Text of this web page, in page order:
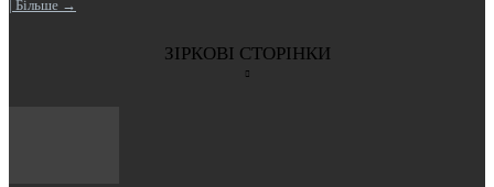
| Більше →
ЗІРКОВІ СТОРІНКИ